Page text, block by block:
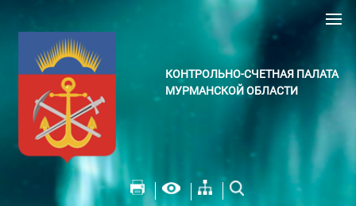
КОНТРОЛЬНО-СЧЕТНАЯ ПАЛАТА
МУРМАНСКОЙ ОБЛАСТИ